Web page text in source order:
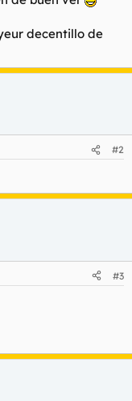
decentillo de
#2
#3